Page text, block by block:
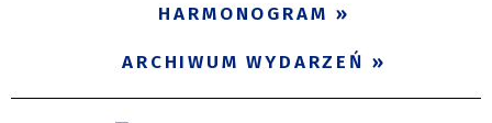
HARMONOGRAM
ARCHIWUM WYDARZEŃ